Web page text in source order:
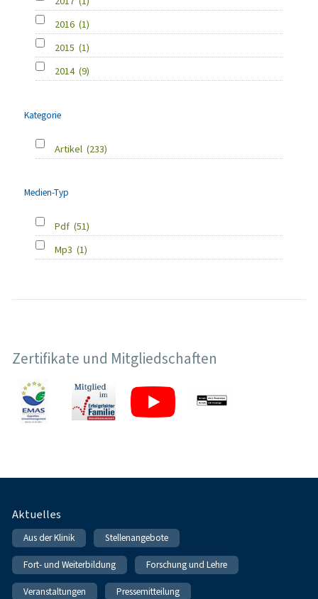
2016 (1)
2015 (1)
2014 (9)
Kategorie
Artikel (233)
Medien-Typ
Pdf (51)
Mp3 (1)
Zertifikate und Mitgliedschaften
Fußnavigation
Aktuelles
Aus der Klinik Stellenangebote
Fort- und Weiterbildung Forschung und Lehre
Veranstaltungen Pressemitteilung